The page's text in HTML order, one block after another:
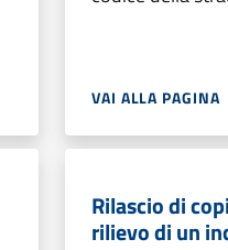
VAI ALLA PAGINA
Rilascio di
rilievo di un